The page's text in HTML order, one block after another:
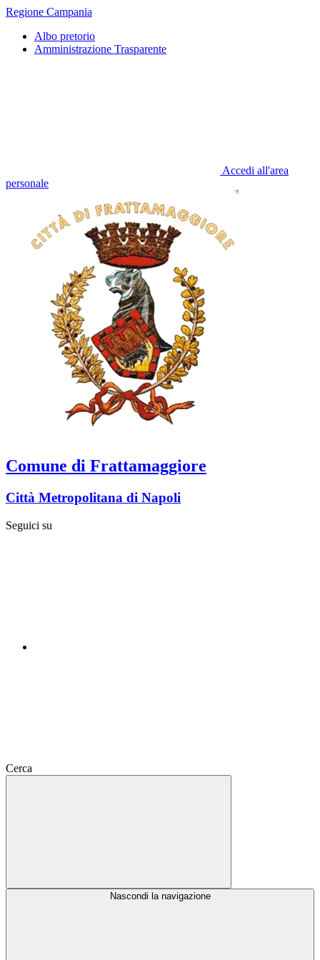
Regione Campania
Albo pretorio
Amministrazione Trasparente
Accedi all'area
personale
Comune di Frattamaggiore
Città Metropolitana di Napoli
Seguici su
Cerca
Nascondi la navigazione